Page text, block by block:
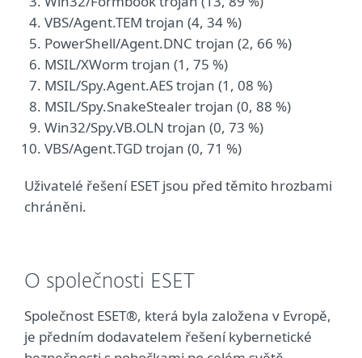
VBS/Agent.TEM trojan (4, 34 %)
PowerShell/Agent.DNC trojan (2, 66 %)
MSIL/XWorm trojan (1, 75 %)
MSIL/Spy.Agent.AES trojan (1, 08 %)
MSIL/Spy.SnakeStealer trojan (0, 88 %)
Win32/Spy.VB.OLN trojan (0, 73 %)
VBS/Agent.TGD trojan (0, 71 %)
Uživatelé řešení ESET jsou před těmito hrozbami
chráněni.
O společnosti ESET
Společnost ESET®, která byla založena v Evropě,
je předním dodavatelem řešení kybernetické